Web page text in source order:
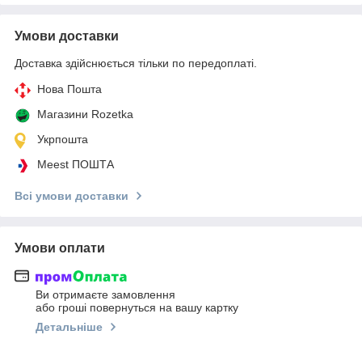
Умови доставки
Доставка здійснюється тільки по передоплаті.
Нова Пошта
Магазини Rozetka
Укрпошта
Meest ПОШТА
Всі умови доставки
Умови оплати
Ви отримаєте замовлення
або гроші повернуться на вашу картку
Детальніше